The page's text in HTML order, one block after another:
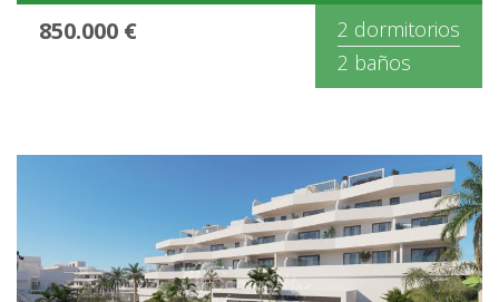
850.000 €
2 dormitorios
2 baños